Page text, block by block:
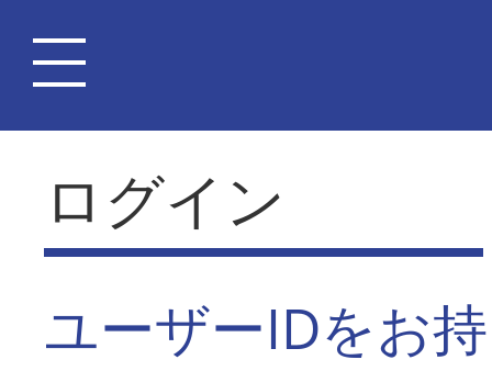
ログイン
ユーザーIDをお